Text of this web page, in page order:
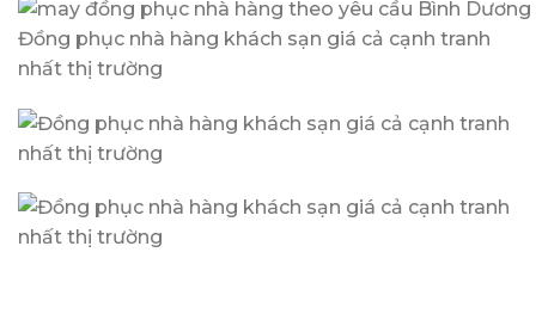
Đồng phục nhà hàng khách sạn giá cả cạnh tranh
nhất thị trường